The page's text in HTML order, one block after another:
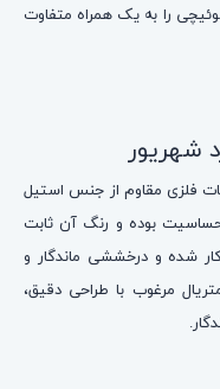
را به یک همراه متفاوت
شهریور
فلزی مقاوم از جنس استیل
حساسیت بوده و رنگ آن ثابت
شهریور با ورق طلای 24 عیار کار شده و درخششی ماندگار و
مرغوب با طراحی دقیق،